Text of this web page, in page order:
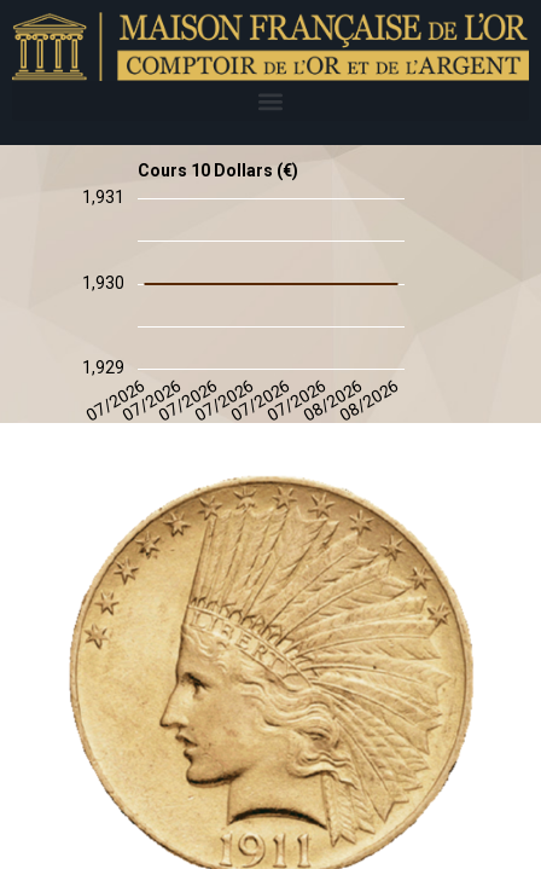
Cours 10 Dollars (€)
07/202607/202607/202607/202607/202607/202608/202608/2026
1,929
1,930
1,931